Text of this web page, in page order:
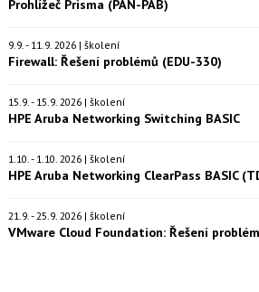
Prohlížeč Prisma (PAN-PAB)
9.9. - 11.9. 2026 | školení
Firewall: Řešení problémů (EDU-330)
15.9. - 15.9. 2026 | školení
HPE Aruba Networking Switching BASIC
1.10. - 1.10. 2026 | školení
HPE Aruba Networking ClearPass BASIC
21.9. - 25.9. 2026 | školení
VMware Cloud Foundation: Řešení